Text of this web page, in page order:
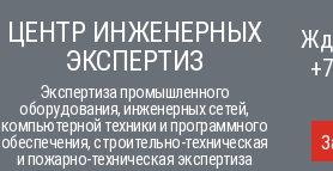
to
content
ЦЕНТР ИНЖЕНЕРНЫХ
ЭКСПЕРТИЗ
Экспертиза промышленного
оборудования, инженерных сетей,
компьютерной техники и программного
обеспечения, строительно-техническая
и пожарно-техническая экспертиза